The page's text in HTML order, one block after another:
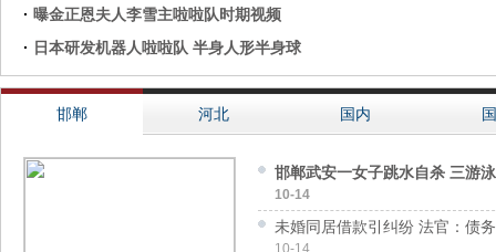
· 曝金正恩夫人李雪主啦啦队时期视频
· 日本研发机器人啦啦队 半身人形半身球
邯郸 河北 国内
邯郸武安一女子跳水自杀 三游
10-14
未婚同居借款引纠纷 法官：债务
10-14